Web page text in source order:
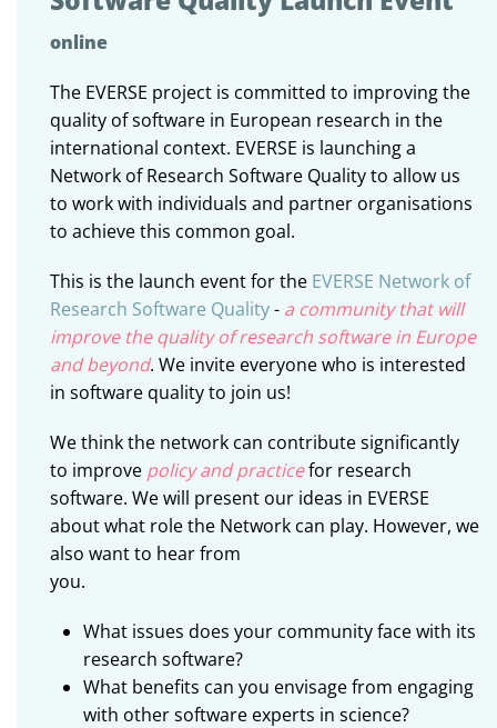
online
The EVERSE project is committed to improving the
quality of software in European research in the
international context. EVERSE is launching a
Network of Research Software Quality to allow us
to work with individuals and partner organisations
to achieve this common goal.
This is the launch event for the EVERSE Network of
Research Software Quality- a community that will
improve the quality of research software in Europe
and beyond. We invite everyone who is interested
in software quality to join us!
We think the network can contribute significantly
to improve policy and practicefor research
software. We will present our ideas in EVERSE
about what role the Network can play. However, we
also want to hear from
you.
What issues does your community face with its
research software?
What benefits can you envisage from engaging
with other software experts in science?